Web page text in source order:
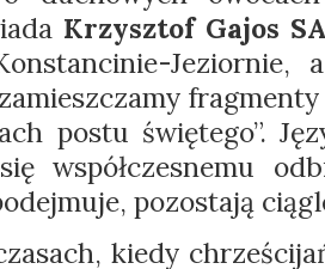
Krzysztof Gajos
postu świętego”.
współczesnemu
pozostają
kiedy